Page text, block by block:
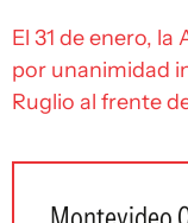
El 31 de enero,
por unanimidad
Ruglio al frente